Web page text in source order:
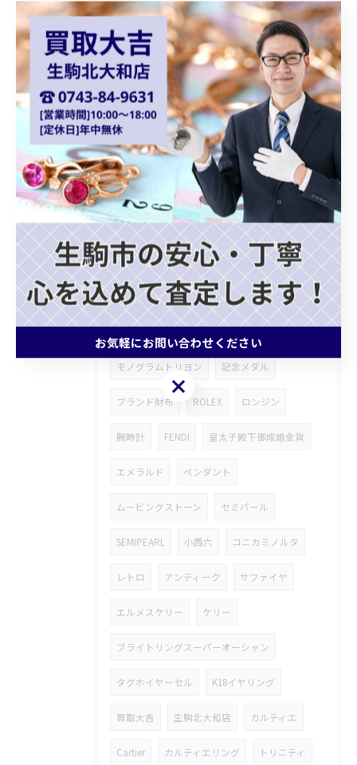
フェンディチェンジベルト
シルバーアクセサリー 御在位金貨
オーストリア金貨 コロナ金貨
天皇陛下御即位金貨 シャネルバッグ
ダイアナモデル ブランドバッグ
貴金属買取 ショパール Chopard
クォーツ カプシーヌ プラダバッグ
グッチショルダーバッグ
ホワイトゴールドアクセサリー
モノグラムトリヨン 記念メダル
ブランド財布 ROLEX ロンジン
腕時計 FENDI 皇太子殿下御成婚金貨
エメラルド ペンダント
ムービングストーン セミパール
SEMIPEARL 小西六 コニカミノルタ
レトロ アンティーク サファイヤ
エルメスケリー ケリー
ブライトリングスーパーオーシャン
タグホイヤーセル K18イヤリング
買取大吉 生駒北大和店 カルティエ
Cartier カルティエリング トリニティ
お気軽にお問い合わせください
お気軽にお問い合わせください